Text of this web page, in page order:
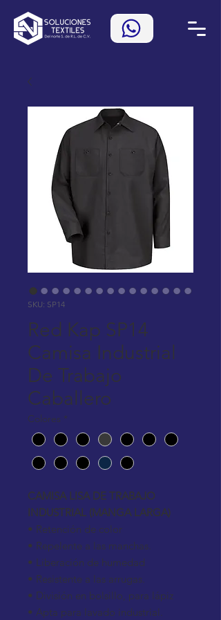
SKU: SP14
Red Kap SP14
Camisa Industrial
De Trabajo
Caballero
Colores *
CAMISA LISA DE TRABAJO
INDUSTRIAL (MANGA LARGA)
• Retención de color
• Repelente a las manchas.
• Liberación de humedad
• Resistente a las arrugas.
• División en bolsillo, para lápiz
• Apta para lavado industrial.